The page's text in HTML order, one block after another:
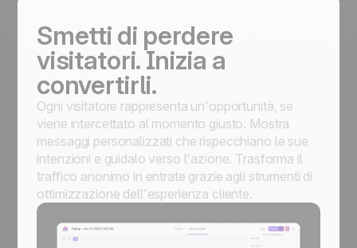
Smetti di perdere
visitatori. Inizia a
convertirli.
Ogni visitatore rappresenta un'opportunità, se
viene intercettato al momento giusto. Mostra
messaggi personalizzati che rispecchiano le sue
intenzioni e guidalo verso l'azione. Trasforma il
traffico anonimo in entrate grazie agli strumenti di
ottimizzazione dell'esperienza cliente.